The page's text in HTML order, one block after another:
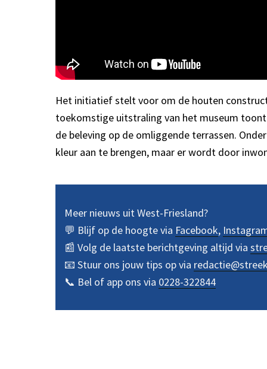
Het initiatief stelt voor om de houten
toekomstige uitstraling van het museum
de beleving op de omliggende terrassen.
kleur aan te brengen, maar er wordt door
Meer nieuws uit West-Friesland?
💬 Blijf op de hoogte via Facebook,
📰 Volg de laatste berichtgeving altijd via
📧 Stuur ons jouw tips op via
📞 Bel of app ons via 0228-322844